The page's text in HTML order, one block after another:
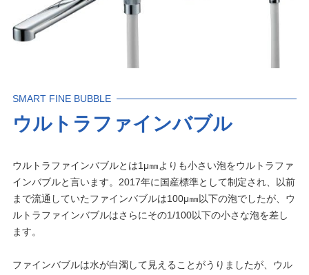
SMART FINE BUBBLE
ウルトラファインバブル
ウルトラファインバブルとは1μ㎜よりも小さい泡をウルトラファ
インバブルと言います。2017年に国産標準として制定され、以前
まで流通していたファインバブルは100μ㎜以下の泡でしたが、ウ
ルトラファインバブルはさらにその1/100以下の小さな泡を差し
ます。
ファインバブルは水が白濁して見えることがうりましたが、ウル